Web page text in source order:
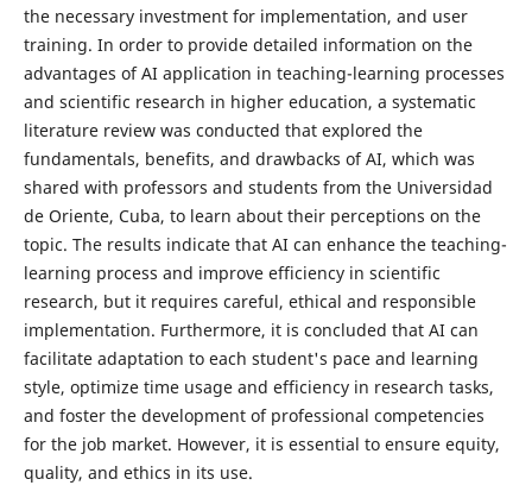
the necessary investment for implementation, and user
training. In order to provide detailed information on the
advantages of AI application in teaching-learning processes
and scientific research in higher education, a systematic
literature review was conducted that explored the
fundamentals, benefits, and drawbacks of AI, which was
shared with professors and students from the Universidad
de Oriente, Cuba, to learn about their perceptions on the
topic. The results indicate that AI can enhance the teaching-
learning process and improve efficiency in scientific
research, but it requires careful, ethical and responsible
implementation. Furthermore, it is concluded that AI can
facilitate adaptation to each student's pace and learning
style, optimize time usage and efficiency in research tasks,
and foster the development of professional competencies
for the job market. However, it is essential to ensure equity,
quality, and ethics in its use.